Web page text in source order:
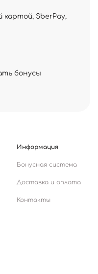
картой, SberPay,
бонусы
Информация
Бонусная система
Доставка и оплата
Контакты